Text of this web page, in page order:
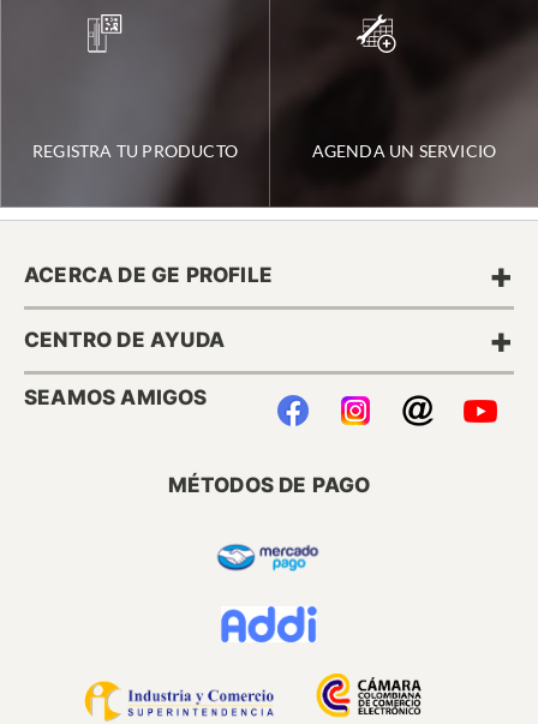
REGISTRA TU PRODUCTO AGENDA UN SERVICIO
ACERCA DE GE PROFILE +
CENTRO DE AYUDA +
SEAMOS AMIGOS
MÉTODOS DE PAGO